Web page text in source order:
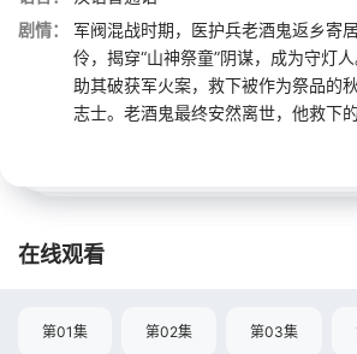
剧情：
军阀混战时期，医护兵老酒鬼返乡寄
伶，揭穿“山神祭童”阴谋，成为守灯人
助其破获军火案，救下被作为祭品的
志士。老酒鬼最终安然离世，他救下
在线观看
第01集 第02集 第03集